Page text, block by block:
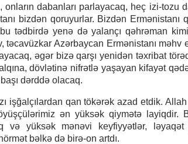
dabanları parlayacaq, heç izi-tozu
bizdən qoruyurlar. Bizdən Ermənistanı
tədbirdə yenə də yalançı qəhrəman
təcavüzkar Azərbaycan Ermənistanı məhv
əgər bizə qarşı yenidən təxribat
dövlətinə nifrətlə yaşayan kifayət
dərddə olacaq.
işğalçılardan qan tökərək azad etdik.
ən yüksək qiymətə layiqdir.
və yüksək mənəvi keyfiyyətlər,
bəlkə də birə-on artdı.